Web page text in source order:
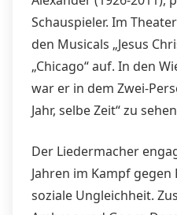
Schauspieler. Im
den Musicals „Jesus
„Chicago“ auf. In den
war er in dem Zwei-
Jahr, selbe Zeit“ zu
Der Liedermacher
Jahren im Kampf
soziale Ungleichheit.